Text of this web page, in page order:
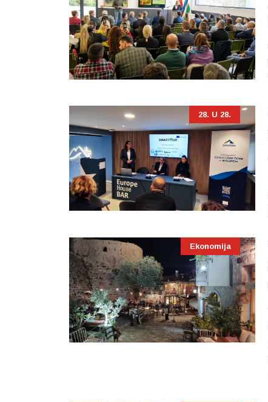
28. U 28.
Ekonomija